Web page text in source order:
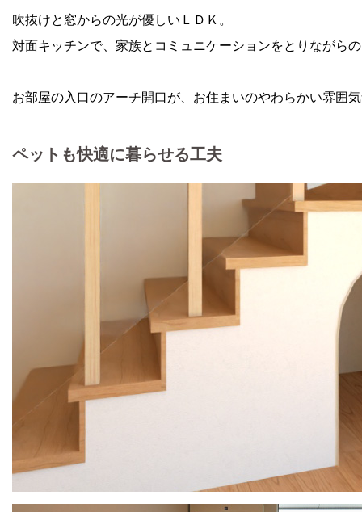
吹抜けと窓からの光が優しいＬＤＫ。
対面キッチンで、家族とコミュニケーションをとりながら
お部屋の入口のアーチ開口が、お住まいのやわらかい雰囲
ペットも快適に暮らせる工夫